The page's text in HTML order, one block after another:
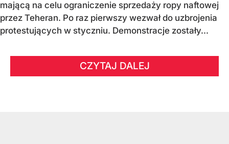
mającą na celu ograniczenie sprzedaży ropy naftowej
przez Teheran. Po raz pierwszy wezwał do uzbrojenia
protestujących w styczniu. Demonstracje zostały...
CZYTAJ DALEJ